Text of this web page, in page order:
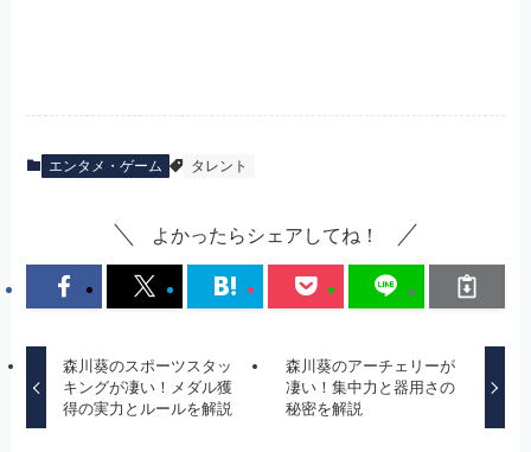
エンタメ・ゲーム タレント
よかったらシェアしてね！
森川葵のスポーツスタッ
キングが凄い！メダル獲
得の実力とルールを解説
森川葵のアーチェリーが
凄い！集中力と器用さの
秘密を解説